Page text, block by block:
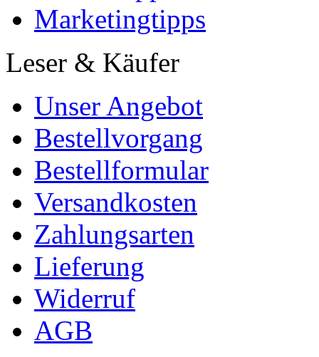
Marketingtipps
Leser & Käufer
Unser Angebot
Bestellvorgang
Bestellformular
Versandkosten
Zahlungsarten
Lieferung
Widerruf
AGB